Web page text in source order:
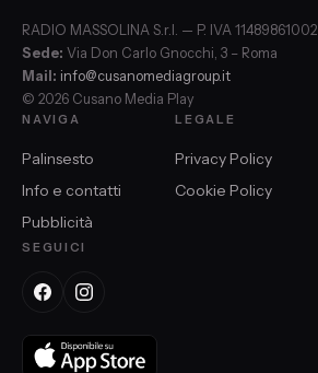
RADIO MASSOLINA S.r.l. — P. IVA 11489861002
Sede: Via Don Carlo Gnocchi, 3 – Roma
Mail: info@cusanomediagroup.it
© 2026 Cusano Media Play
NAVIGA
Palinsesto
Info e contatti
Pubblicità
LEGALE
Privacy Policy
Cookie Policy
SEGUICI